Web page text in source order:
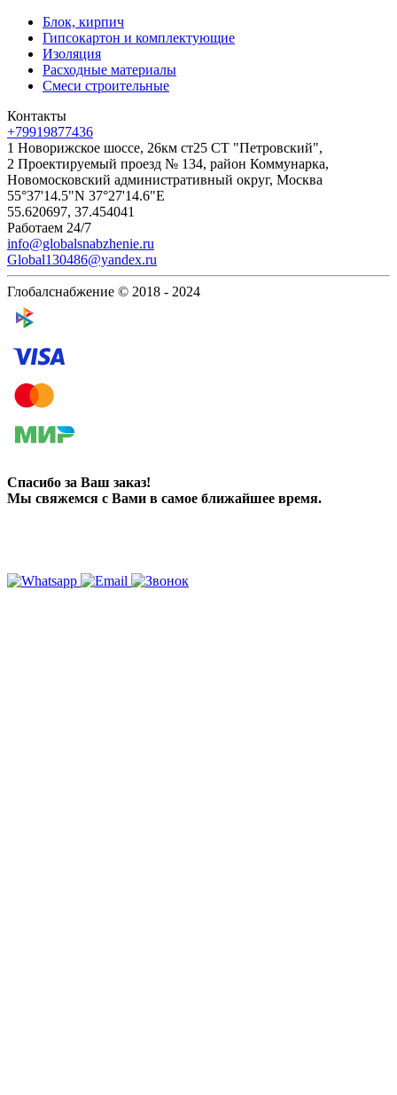
Блок, кирпич
Гипсокартон и комплектующие
Изоляция
Расходные материалы
Смеси строительные
Контакты
+79919877436
1 Новорижское шоссе, 26км ст25 СТ "Петровский",
2 Проектируемый проезд № 134, район Коммунарка,
Новомосковский административный округ, Москва
55°37'14.5"N 37°27'14.6"E
55.620697, 37.454041
Работаем 24/7
info@globalsnabzhenie.ru
Global130486@yandex.ru
Глобалснабжение © 2018 - 2024
Спасибо за Ваш заказ!
Мы свяжемся с Вами в самое ближайшее время.